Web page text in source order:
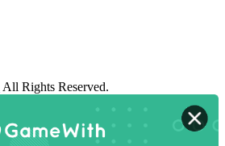
All Rights Reserved.